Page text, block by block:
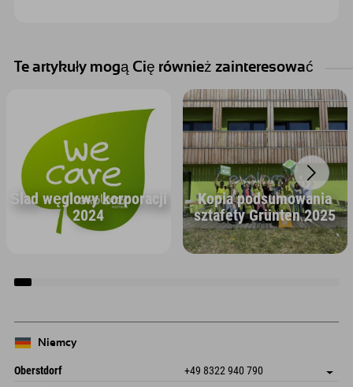
Te artykuły mogą Cię również zainteresować
Ślad węglowy korporacji
2024
Kopia podsumowania
sztafety Grünten 2025
Niemcy
Oberstdorf +49 8322 940 790